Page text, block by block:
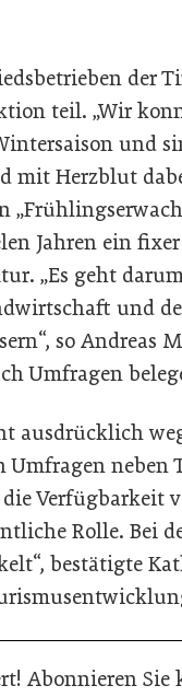
der
teil. „Wir
und
mit Herzblut
Jahren ein
„Es geht
und
so Andreas
Umfragen
ausdrücklich
Umfragen neben
Verfügbarkeit
Rolle. Bei
bestätigte
Abonnieren Sie